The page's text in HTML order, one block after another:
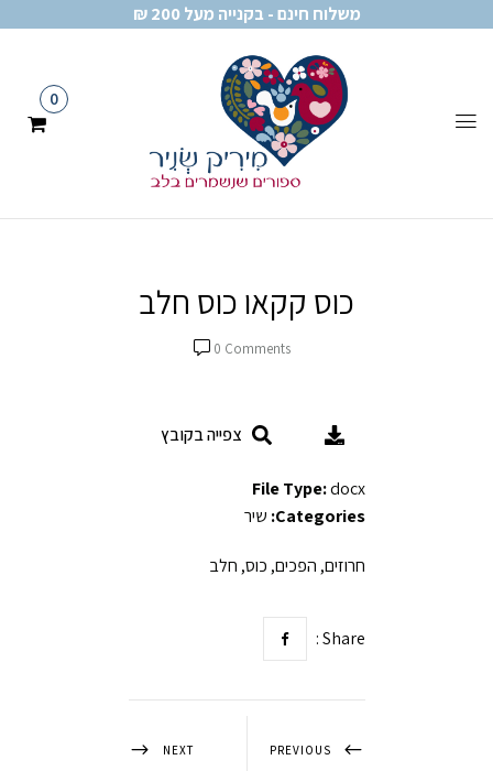
משלוח חינם - בקנייה מעל 200 ₪
0
כוס קקאו כוס חלב
0 Comments
חרוזים, הפכים, כוס, חלב
צפייה בקובץ
File Type:docx
Categories: שיר
Share :
PREVIOUS
NEXT